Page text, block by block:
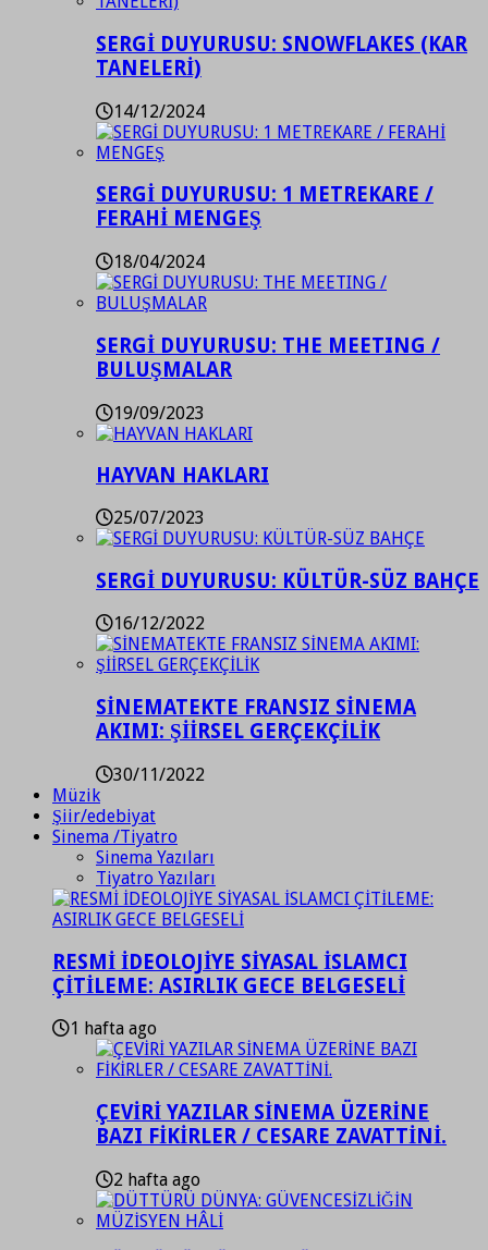
SERGİ DUYURUSU: SNOWFLAKES (KAR
TANELERİ)
14/12/2024
SERGİ DUYURUSU: 1 METREKARE /
FERAHİ MENGEŞ
18/04/2024
SERGİ DUYURUSU: THE MEETING /
BULUŞMALAR
19/09/2023
HAYVAN HAKLARI
25/07/2023
SERGİ DUYURUSU: KÜLTÜR-SÜZ BAHÇE
16/12/2022
SİNEMATEKTE FRANSIZ SİNEMA
AKIMI: ŞİİRSEL GERÇEKÇİLİK
30/11/2022
Müzik
Şiir/edebiyat
Sinema /Tiyatro
Sinema Yazıları
Tiyatro Yazıları
RESMİ İDEOLOJİYE SİYASAL İSLAMCI
ÇİTİLEME: ASIRLIK GECE BELGESELİ
1 hafta ago
ÇEVİRİ YAZILAR SİNEMA ÜZERİNE
BAZI FİKİRLER / CESARE ZAVATTİNİ.
2 hafta ago